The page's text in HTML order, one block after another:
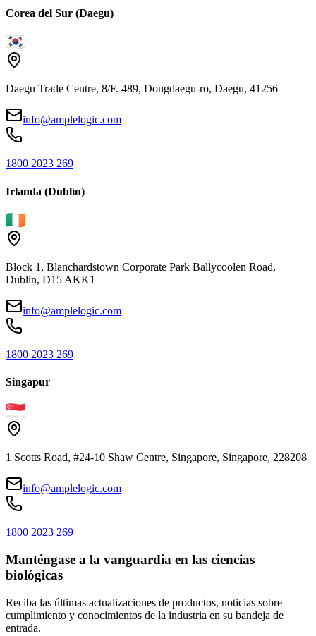
Corea del Sur (Daegu)
Daegu Trade Centre, 8/F. 489, Dongdaegu-ro, Daegu, 41256
info@amplelogic.com
1800 2023 269
Irlanda (Dublín)
Block 1, Blanchardstown Corporate Park Ballycoolen Road,
Dublin, D15 AKK1
info@amplelogic.com
1800 2023 269
Singapur
1 Scotts Road, #24-10 Shaw Centre, Singapore, Singapore, 228208
info@amplelogic.com
1800 2023 269
Manténgase a la vanguardia en las ciencias
biológicas
Reciba las últimas actualizaciones de productos, noticias sobre
cumplimiento y conocimientos de la industria en su bandeja de
entrada.